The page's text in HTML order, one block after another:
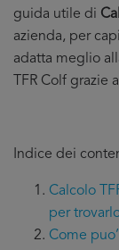
guida utile di
azienda, per
adatta meglio
TFR Colf
Indice dei
Calcolo
per
Come